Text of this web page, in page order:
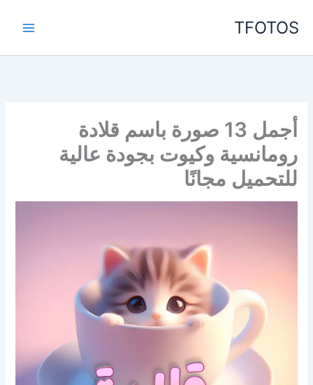
TFOTOS
أجمل 13 صورة باسم قلادة
رومانسية وكيوت بجودة عالية
للتحميل مجانًا